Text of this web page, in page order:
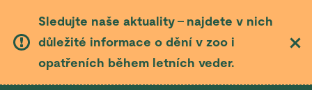
Sledujte naše aktuality – najdete v nich
důležité informace o dění v zoo i
opatřeních během letních veder.